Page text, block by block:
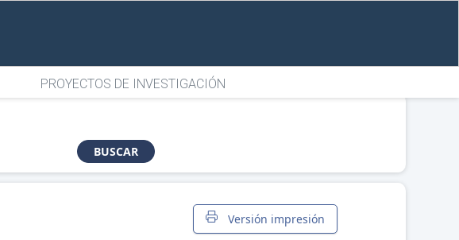
PROYECTOS DE INVESTIGACIÓN
BUSCAR
Versión impresión